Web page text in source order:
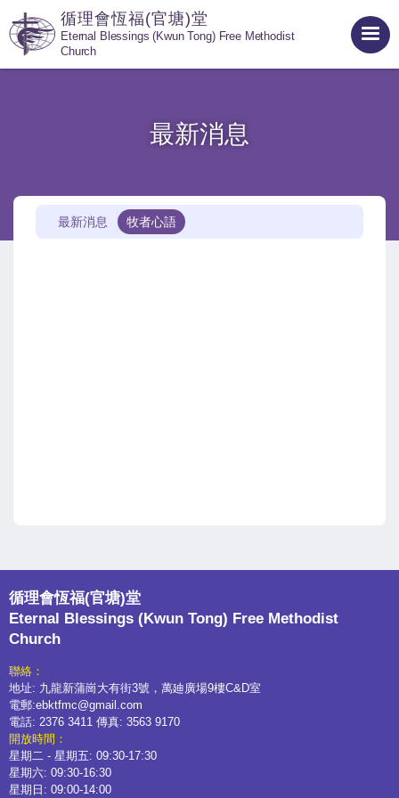
循理會恆福(官塘)堂
Eternal Blessings (Kwun Tong) Free Methodist
Church
最新消息
最新消息 牧者心語
循理會恆福(官塘)堂
Eternal Blessings (Kwun Tong) Free Methodist
Church
聯絡：
地址: 九龍新蒲崗大有街3號，萬廸廣場9樓C&D室
電郵:ebktfmc@gmail.com
電話: 2376 3411 傳真: 3563 9170
開放時間：
星期二 - 星期五: 09:30-17:30
星期六: 09:30-16:30
星期日: 09:00-14:00